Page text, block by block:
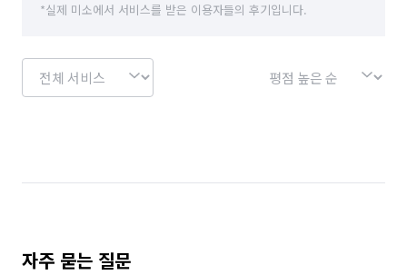
*실제 미소에서 서비스를 받은 이용자들의 후기입니다.
자주 묻는 질문